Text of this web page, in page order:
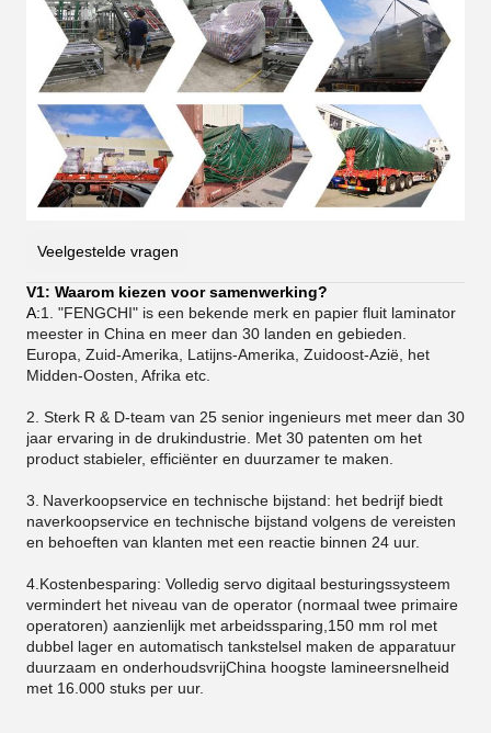
Veelgestelde vragen
V1: Waarom kiezen voor samenwerking?
A:1. "FENGCHI" is een bekende merk en papier fluit laminator
meester in China en meer dan 30 landen en gebieden.
Europa, Zuid-Amerika, Latijns-Amerika, Zuidoost-Azië, het
Midden-Oosten, Afrika etc.
2. Sterk R & D-team van 25 senior ingenieurs met meer dan 30
jaar ervaring in de drukindustrie. Met 30 patenten om het
product stabieler, efficiënter en duurzamer te maken.
3. Naverkoopservice en technische bijstand: het bedrijf biedt
naverkoopservice en technische bijstand volgens de vereisten
en behoeften van klanten met een reactie binnen 24 uur.
4.Kostenbesparing: Volledig servo digitaal besturingssysteem
vermindert het niveau van de operator (normaal twee primaire
operatoren) aanzienlijk met arbeidssparing,150 mm rol met
dubbel lager en automatisch tankstelsel maken de apparatuur
duurzaam en onderhoudsvrijChina hoogste lamineersnelheid
met 16.000 stuks per uur.